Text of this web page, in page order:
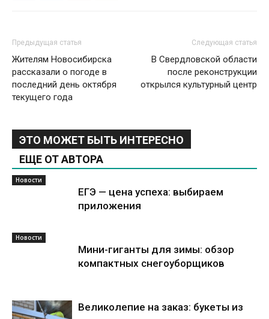
Предыдущая статья
Жителям Новосибирска
рассказали о погоде в
последний день октября
текущего года
Следующая статья
В Свердловской области
после реконструкции
открылся культурный центр
ЭТО МОЖЕТ БЫТЬ ИНТЕРЕСНО
ЕЩЕ ОТ АВТОРА
Новости
ЕГЭ — цена успеха: выбираем
приложения
Новости
Мини-гиганты для зимы: обзор
компактных снегоуборщиков
Великолепие на заказ: букеты из